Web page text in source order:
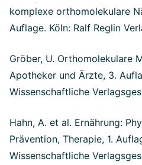
komplexe orthomolekulare
Auflage. Köln: Ralf Reglin
Gröber, U. Orthomolekulare
Apotheker und Ärzte, 3.
Wissenschaftliche
Hahn, A. et al. Ernährung:
Prävention, Therapie, 1.
Wissenschaftliche